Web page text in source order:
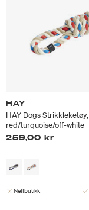
HAY
HAY Dogs Strikkleketøy,
red/turquoise/off-white
259,00 kr
Nettbutikk